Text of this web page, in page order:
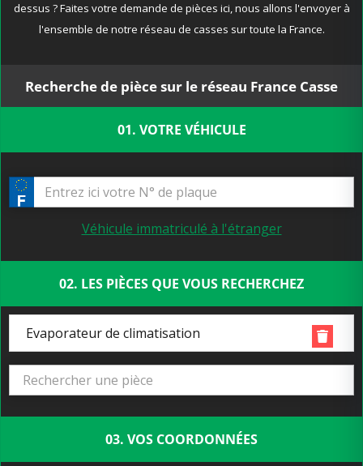
dessus ? Faites votre demande de pièces ici, nous allons l'envoyer à
l'ensemble de notre réseau de casses sur toute la France.
Recherche de pièce sur le réseau France Casse
01. VOTRE VÉHICULE
Véhicule immatriculé à l'étranger
02. LES PIÈCES QUE VOUS RECHERCHEZ
Evaporateur de climatisation
03. VOS COORDONNÉES